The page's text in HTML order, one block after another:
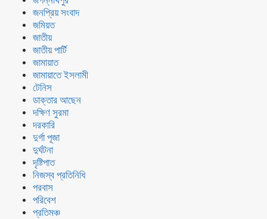
জনপ্রিয় সংবাদ
জমিয়ত
জাতীয়
জাতীয় পার্টি
জামায়াত
জামায়াতে ইসলামী
টেনিস
ডাক্তার আছেন
দক্ষিণ সুরমা
দরকারি
দুর্গা পূজা
দুর্ঘটনা
দৃষ্টিপাত
নিজস্ব প্রতিনিধি
পরবাস
পরিবেশ
প্রতিমঞ্চ